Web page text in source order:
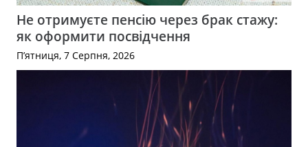
Не отримуєте пенсію через брак стажу:
як оформити посвідчення
П’ятниця, 7 Серпня, 2026